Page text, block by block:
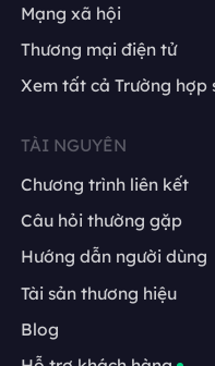
Mạng xã hội
Thương mại điện tử
Xem tất cả Trường hợp
TÀI NGUYÊN
Chương trình liên kết
Câu hỏi thường gặp
Hướng dẫn người dùng
Tài sản thương hiệu
Blog